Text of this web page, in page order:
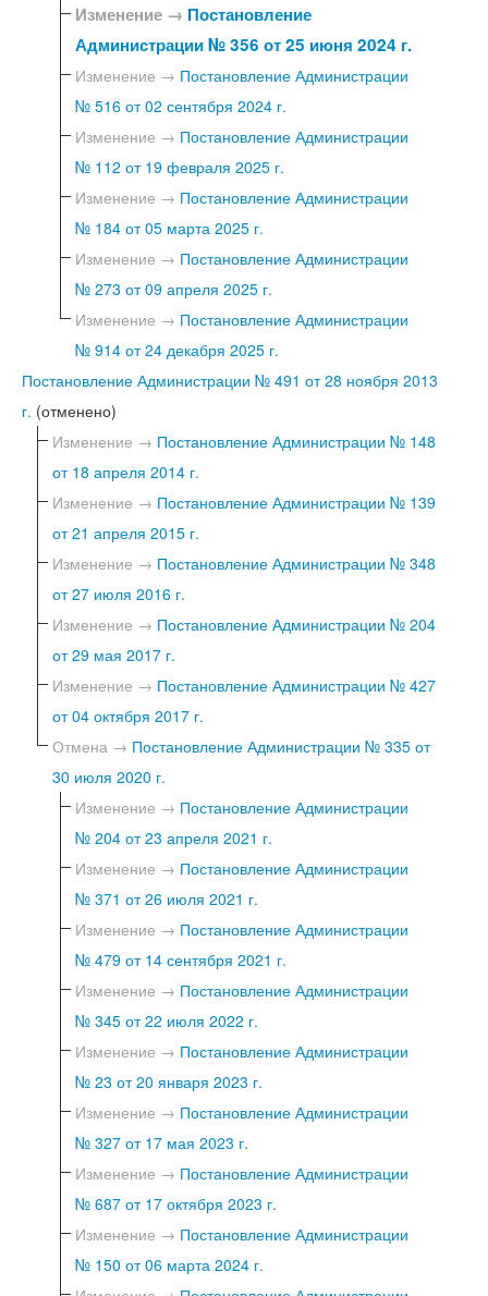
Изменение → Постановление
Администрации № 356 от 25 июня 2024 г.
Изменение → Постановление Администрации
№ 516 от 02 сентября 2024 г.
Изменение → Постановление Администрации
№ 112 от 19 февраля 2025 г.
Изменение → Постановление Администрации
№ 184 от 05 марта 2025 г.
Изменение → Постановление Администрации
№ 273 от 09 апреля 2025 г.
Изменение → Постановление Администрации
№ 914 от 24 декабря 2025 г.
Постановление Администрации № 491 от 28 ноября 2013
г. (отменено)
Изменение → Постановление Администрации № 148
от 18 апреля 2014 г.
Изменение → Постановление Администрации № 139
от 21 апреля 2015 г.
Изменение → Постановление Администрации № 348
от 27 июля 2016 г.
Изменение → Постановление Администрации № 204
от 29 мая 2017 г.
Изменение → Постановление Администрации № 427
от 04 октября 2017 г.
Отмена → Постановление Администрации № 335 от
30 июля 2020 г.
Изменение → Постановление Администрации
№ 204 от 23 апреля 2021 г.
Изменение → Постановление Администрации
№ 371 от 26 июля 2021 г.
Изменение → Постановление Администрации
№ 479 от 14 сентября 2021 г.
Изменение → Постановление Администрации
№ 345 от 22 июля 2022 г.
Изменение → Постановление Администрации
№ 23 от 20 января 2023 г.
Изменение → Постановление Администрации
№ 327 от 17 мая 2023 г.
Изменение → Постановление Администрации
№ 687 от 17 октября 2023 г.
Изменение → Постановление Администрации
№ 150 от 06 марта 2024 г.